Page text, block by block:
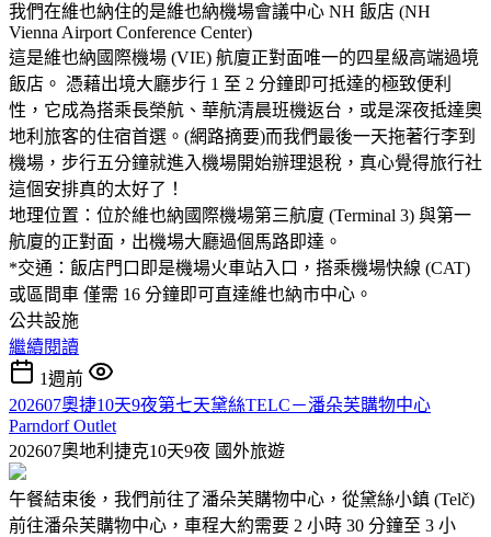
我們在維也納住的是維也納機場會議中心 NH 飯店 (NH
Vienna Airport Conference Center)
這是維也納國際機場 (VIE) 航廈正對面唯一的四星級高端過境
飯店。 憑藉出境大廳步行 1 至 2 分鐘即可抵達的極致便利
性，它成為搭乘長榮航、華航清晨班機返台，或是深夜抵達奧
地利旅客的住宿首選。(網路摘要)而我們最後一天拖著行李到
機場，步行五分鐘就進入機場開始辦理退稅，真心覺得旅行社
這個安排真的太好了！
地理位置：位於維也納國際機場第三航廈 (Terminal 3) 與第一
航廈的正對面，出機場大廳過個馬路即達。
*交通：飯店門口即是機場火車站入口，搭乘機場快線 (CAT)
或區間車 僅需 16 分鐘即可直達維也納市中心。
公共設施
繼續閱讀
1週前
202607奧捷10天9夜第七天黛絲TELC－潘朵芙購物中心
Parndorf Outlet
202607奧地利捷克10天9夜 國外旅遊
午餐結束後，我們前往了潘朵芙購物中心，從黛絲小鎮 (Telč)
前往潘朵芙購物中心，車程大約需要 2 小時 30 分鐘至 3 小